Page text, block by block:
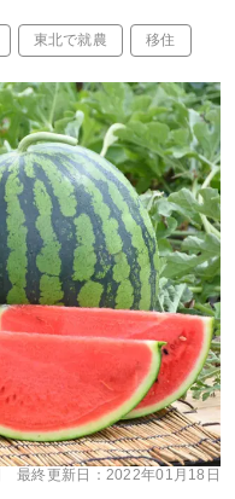
東北で就農 移住
最終更新日： 2022年01月18日